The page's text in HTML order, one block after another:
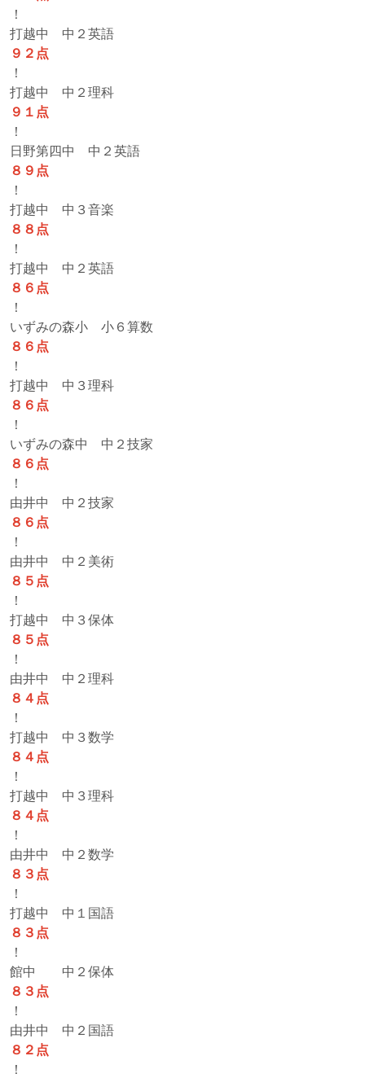
！
打越中 中２英語
９２点
！
打越中 中２理科
９１点
！
日野第四中 中２英語
８９点
！
打越中 中３音楽
８８点
！
打越中 中２英語
８６点
！
いずみの森小 小６算数
８６点
！
打越中 中３理科
８６点
！
いずみの森中 中２技家
８６点
！
由井中 中２技家
８６点
！
由井中 中２美術
８５点
！
打越中 中３保体
８５点
！
由井中 中２理科
８４点
！
打越中 中３数学
８４点
！
打越中 中３理科
８４点
！
由井中 中２数学
８３点
！
打越中 中１国語
８３点
！
館中 中２保体
８３点
！
由井中 中２国語
８２点
！